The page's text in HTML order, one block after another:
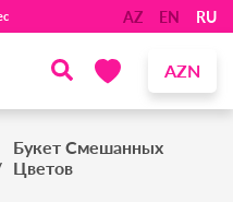
AZ EN RU
AZN
Букет Смешанных
Цветов